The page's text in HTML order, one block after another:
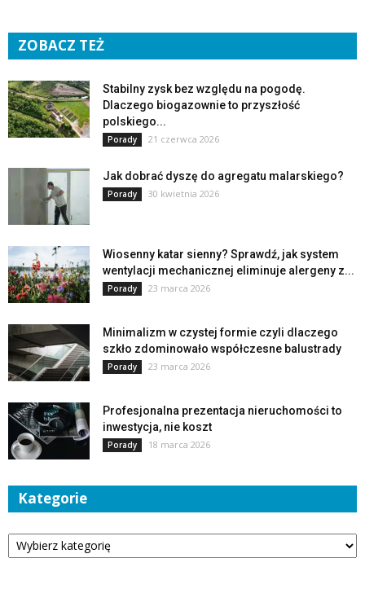
ZOBACZ TEŻ
Stabilny zysk bez względu na pogodę.
Dlaczego biogazownie to przyszłość
polskiego...
Porady 21 czerwca 2026
Jak dobrać dyszę do agregatu malarskiego?
Porady 30 kwietnia 2026
Wiosenny katar sienny? Sprawdź, jak system
wentylacji mechanicznej eliminuje alergeny z...
Porady 23 marca 2026
Minimalizm w czystej formie czyli dlaczego
szkło zdominowało współczesne balustrady
Porady 23 marca 2026
Profesjonalna prezentacja nieruchomości to
inwestycja, nie koszt
Porady 18 marca 2026
Kategorie
Kategorie